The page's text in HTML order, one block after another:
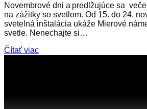
Novembrové dni a predlžujúce sa
na zážitky so svetlom. Od 15. do 24.
svetelná inštalácia ukáže Mierové
svetle. Nenechajte si…
Čítať viac